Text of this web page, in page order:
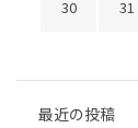
30
31
最近の投稿